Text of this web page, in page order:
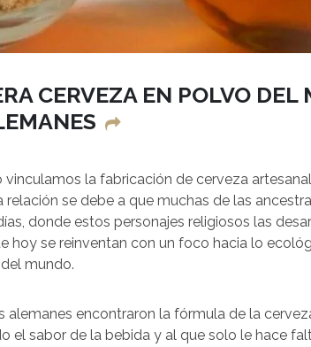
CERVEZA EN POLVO DEL
la fabricación de cerveza
relación se debe a que muchas de las
donde estos personajes religiosos las
hoy se reinventan con un foco hacia lo
mundo.
alemanes encontraron la fórmula de la
el sabor de la bebida y al que solo le hace